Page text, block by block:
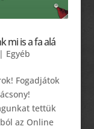
mi is a fa alá
Egyéb
Fogadjátok
tettük
az Online